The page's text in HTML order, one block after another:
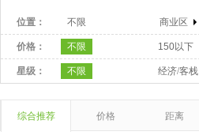
位置： 不限 商业区
价格： 不限 150以下
星级： 不限 经济/客栈
综合推荐 价格 距离